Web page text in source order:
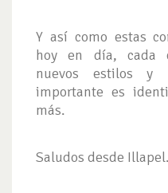
Y así como estas
hoy en día, cada
nuevos estilos y
importante es
más.
Saludos desde Illapel.